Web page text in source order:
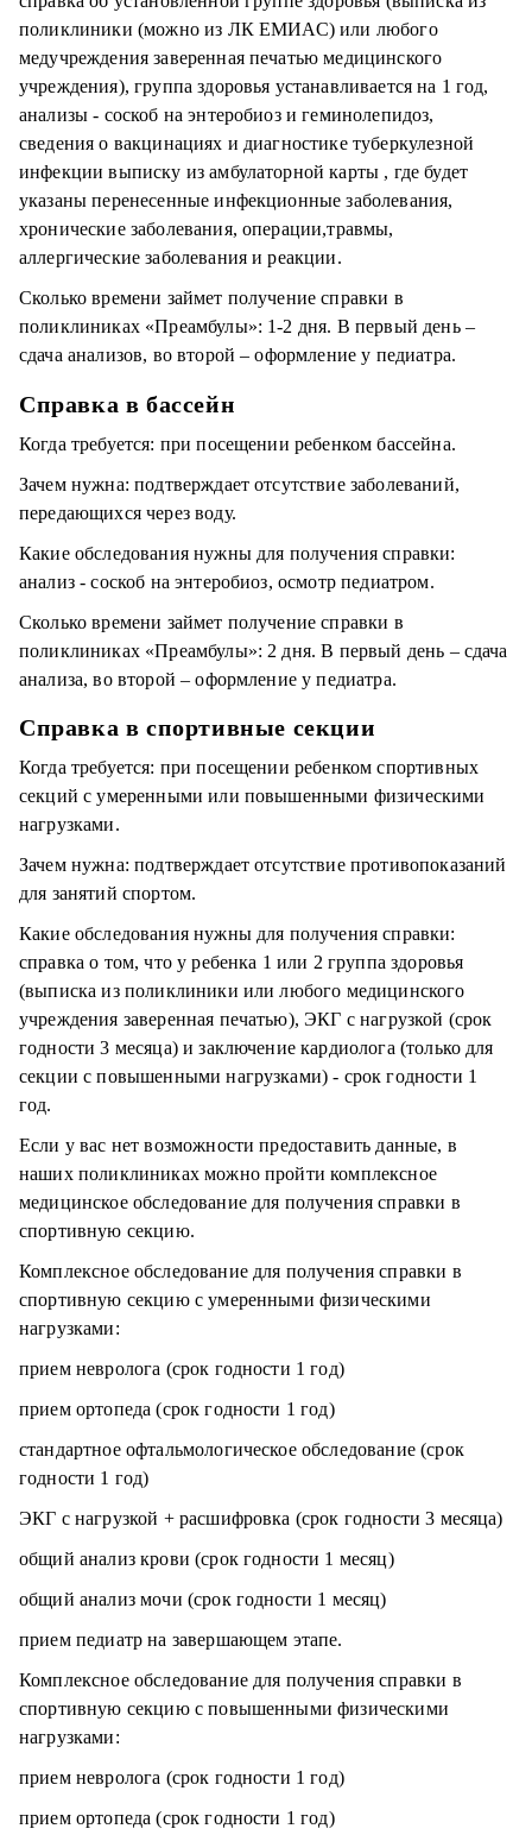
поликлиники (можно из ЛК ЕМИАС) или любого
медучреждения заверенная печатью медицинского
учреждения), группа здоровья устанавливается на 1 год,
анализы - соскоб на энтеробиоз и геминолепидоз,
сведения о вакцинациях и диагностике туберкулезной
инфекции выписку из амбулаторной карты , где будет
указаны перенесенные инфекционные заболевания,
хронические заболевания, операции,травмы,
аллергические заболевания и реакции.
Сколько времени займет получение справки в
поликлиниках «Преамбулы»: 1-2 дня. В первый день –
сдача анализов, во второй – оформление у педиатра.
Справка в бассейн
Когда требуется: при посещении ребенком бассейна.
Зачем нужна: подтверждает отсутствие заболеваний,
передающихся через воду.
Какие обследования нужны для получения справки:
анализ - соскоб на энтеробиоз, осмотр педиатром.
Сколько времени займет получение справки в
поликлиниках «Преамбулы»: 2 дня. В первый день – сдача
анализа, во второй – оформление у педиатра.
Справка в спортивные секции
Когда требуется: при посещении ребенком спортивных
секций с умеренными или повышенными физическими
нагрузками.
Зачем нужна: подтверждает отсутствие противопоказаний
для занятий спортом.
Какие обследования нужны для получения справки:
справка о том, что у ребенка 1 или 2 группа здоровья
(выписка из поликлиники или любого медицинского
учреждения заверенная печатью), ЭКГ с нагрузкой (срок
годности 3 месяца) и заключение кардиолога (только для
секции с повышенными нагрузками) - срок годности 1
год.
Если у вас нет возможности предоставить данные, в
наших поликлиниках можно пройти комплексное
медицинское обследование для получения справки в
спортивную секцию.
Комплексное обследование для получения справки в
спортивную секцию с умеренными физическими
нагрузками:
прием невролога (срок годности 1 год)
прием ортопеда (срок годности 1 год)
стандартное офтальмологическое обследование (срок
годности 1 год)
ЭКГ с нагрузкой + расшифровка (срок годности 3 месяца)
общий анализ крови (срок годности 1 месяц)
общий анализ мочи (срок годности 1 месяц)
прием педиатр на завершающем этапе.
Комплексное обследование для получения справки в
спортивную секцию с повышенными физическими
нагрузками:
прием невролога (срок годности 1 год)
прием ортопеда (срок годности 1 год)